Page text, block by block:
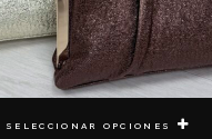
SELECCIONAR OPCIONES